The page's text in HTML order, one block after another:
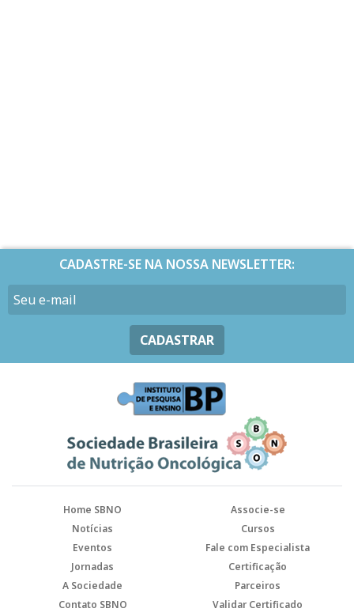
CADASTRE-SE NA NOSSA NEWSLETTER:
CADASTRAR
Home SBNO
Associe-se
Notícias
Cursos
Eventos
Fale com Especialista
Jornadas
Certificação
A Sociedade
Parceiros
Contato SBNO
Validar Certificado